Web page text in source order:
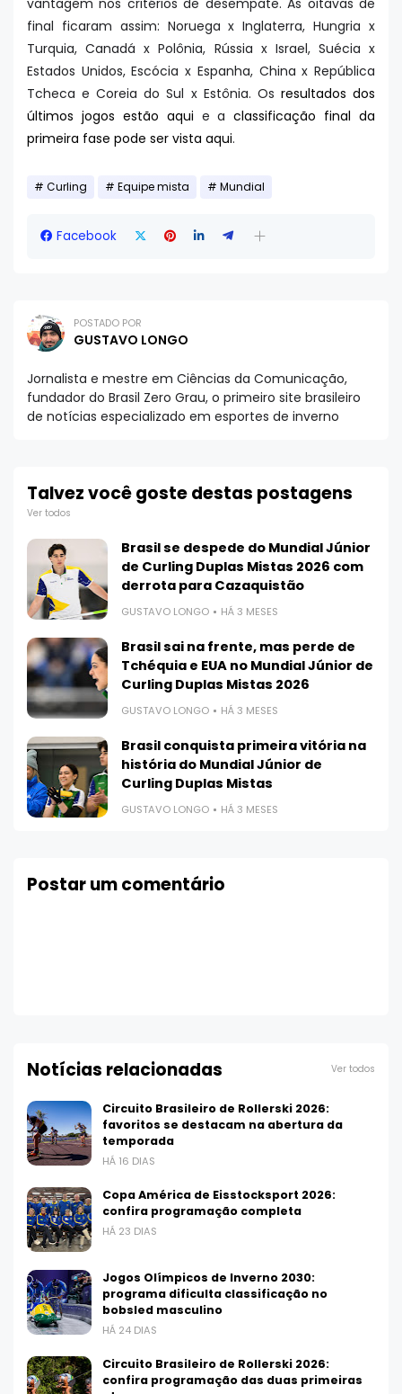
final ficaram assim: Noruega x Inglaterra, Hungria x
Turquia, Canadá x Polônia, Rússia x Israel, Suécia x
Estados Unidos, Escócia x Espanha, China x República
Tcheca e Coreia do Sul x Estônia. Os resultados dos
últimos jogos estão aqui e aclassificação final da
primeira fase pode ser vista aqui.
Curling Equipe mista Mundial
Facebook
POSTADO POR
GUSTAVO LONGO
Jornalista e mestre em Ciências da Comunicação,
fundador do Brasil Zero Grau, o primeiro site brasileiro
de notícias especializado em esportes de inverno
Talvez você goste destas postagens
Ver todos
Brasil se despede do Mundial Júnior
de Curling Duplas Mistas 2026 com
derrota para Cazaquistão
GUSTAVO LONGO HÁ 3 MESES
Brasil sai na frente, mas perde de
Tchéquia e EUA no Mundial Júnior de
Curling Duplas Mistas 2026
GUSTAVO LONGO HÁ 3 MESES
Brasil conquista primeira vitória na
história do Mundial Júnior de
Curling Duplas Mistas
GUSTAVO LONGO HÁ 3 MESES
Postar um comentário
Notícias relacionadas Ver todos
Circuito Brasileiro de Rollerski 2026:
favoritos se destacam na abertura da
temporada
HÁ 16 DIAS
Copa América de Eisstocksport 2026:
confira programação completa
HÁ 23 DIAS
Jogos Olímpicos de Inverno 2030:
programa dificulta classificação no
bobsled masculino
HÁ 24 DIAS
Circuito Brasileiro de Rollerski 2026:
confira programação das duas primeiras